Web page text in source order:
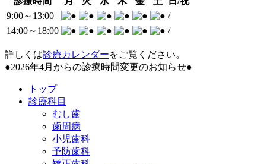
9:00～13:00
/
14:00～ 18:00 /
詳しくは診療カレンダーをご覧ください。
●2026年4月からの診療時間変更のお知らせ●
トップ
診療科目
むし歯
歯周病
小児歯科
予防歯科